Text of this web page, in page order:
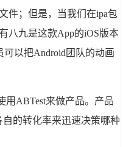
件；但是，当我们在ipa包
八九是这款App的iOS版本
以把Android团队的动画
用ABTest来做产品。产品
的转化率来迅速决策哪种